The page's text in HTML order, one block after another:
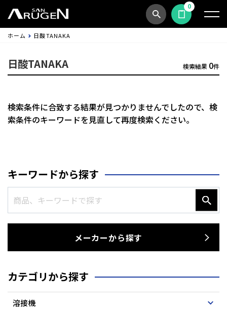
商品検索見積依頼する
0
ホーム 日酸TANAKA
日酸TANAKA 検索結果 0件
キーワードから探す
メーカーから探す
カテゴリから探す
溶接機
検索条件に合致する結果が見つかりませんでしたので、 検
索条件のキーワードを見直して再度検索ください。